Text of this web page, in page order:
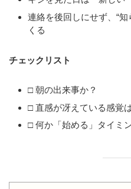
連絡を後回しにせず、“
くる
チェックリスト
□ 朝の出来事か？
□ 直感が冴えている感覚
□ 何か「始める」タイミ